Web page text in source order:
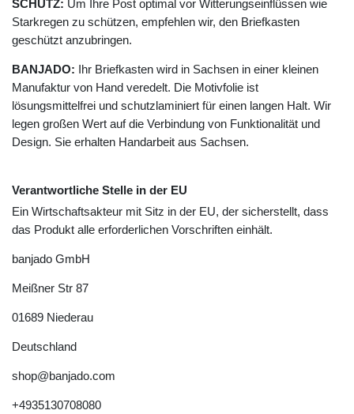
SCHUTZ: Um Ihre Post optimal vor Witterungseinflüssen wie
Starkregen zu schützen, empfehlen wir, den Briefkasten
geschützt anzubringen.
BANJADO: Ihr Briefkasten wird in Sachsen in einer kleinen
Manufaktur von Hand veredelt. Die Motivfolie ist
lösungsmittelfrei und schutzlaminiert für einen langen Halt. Wir
legen großen Wert auf die Verbindung von Funktionalität und
Design. Sie erhalten Handarbeit aus Sachsen.
Verantwortliche Stelle in der EU
Ein Wirtschaftsakteur mit Sitz in der EU, der sicherstellt, dass
das Produkt alle erforderlichen Vorschriften einhält.
banjado GmbH
Meißner Str 87
01689 Niederau
Deutschland
shop@banjado.com
+4935130708080